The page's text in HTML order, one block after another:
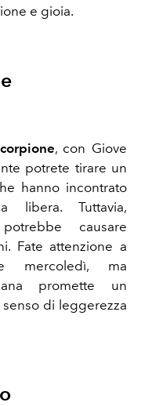
e gioia.
, con Giove
potrete tirare un
hanno incontrato
libera. Tuttavia,
causare
Fate attenzione a
mercoledì, ma
promette un
di leggerezza